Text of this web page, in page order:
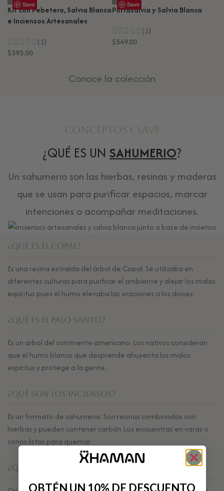
Save
Kit con Pebetero, Salvia Blanca
e Inciensos Artesanales
(1)
$395.00
Save
Portasalvia y Salvia Blanca
(1)
$549.00
Conoce la colección
Conceptos Clave
¿QUÉ ES UN SAHUMERIO?
Un sahumerio son las hierbas, resinas y maderas
que se usan para purificar espacios, marcar
intenciones o acompañar meditaciones.
¿Qué es el Copal?
Es una resina extraída del árbol de Copal. Se utilizaba en
diferentes culturas para purificar el ambiente y alejar los malos
espíritus pues el humo elevaba las oraciones a los dioses.
¿Qué es el Palo Santo?
Es un árbol del continente americano. Los nativos consideran
que el humo blanco que desprende ahuyenta los malos
espíritus y protege a la gente.
¿Qué son los Inciensos?
Es un formato de sahumerio. Son resinas combinadas con
hierbas y pueden contener carbón Los encuentras en varas o
conos listas para quemar.
¿Qué es la Salvia Blanca?
OBTÉN UN 10% DE DESCUENTO